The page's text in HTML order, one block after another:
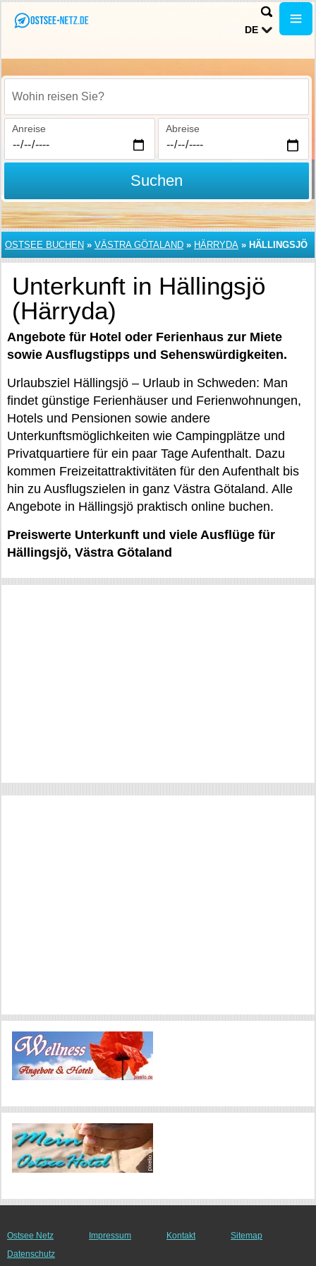
DE
Wohin reisen Sie?
Anreise Abreise
Suchen
OSTSEE BUCHEN » VÄSTRA GÖTALAND » HÄRRYDA » HÄLLINGSJÖ
Unterkunft in Hällingsjö
(Härryda)
Angebote für Hotel oder Ferienhaus zur Miete
sowie Ausflugstipps und Sehenswürdigkeiten.
Urlaubsziel Hällingsjö – Urlaub in Schweden: Man
findet günstige Ferienhäuser und Ferienwohnungen,
Hotels und Pensionen sowie andere
Unterkunftsmöglichkeiten wie Campingplätze und
Privatquartiere für ein paar Tage Aufenthalt. Dazu
kommen Freizeitattraktivitäten für den Aufenthalt bis
hin zu Ausflugszielen in ganz Västra Götaland. Alle
Angebote in Hällingsjö praktisch online buchen.
Preiswerte Unterkunft und viele Ausflüge für
Hällingsjö, Västra Götaland
Ostsee Netz Impressum Kontakt
Sitemap
Datenschutz